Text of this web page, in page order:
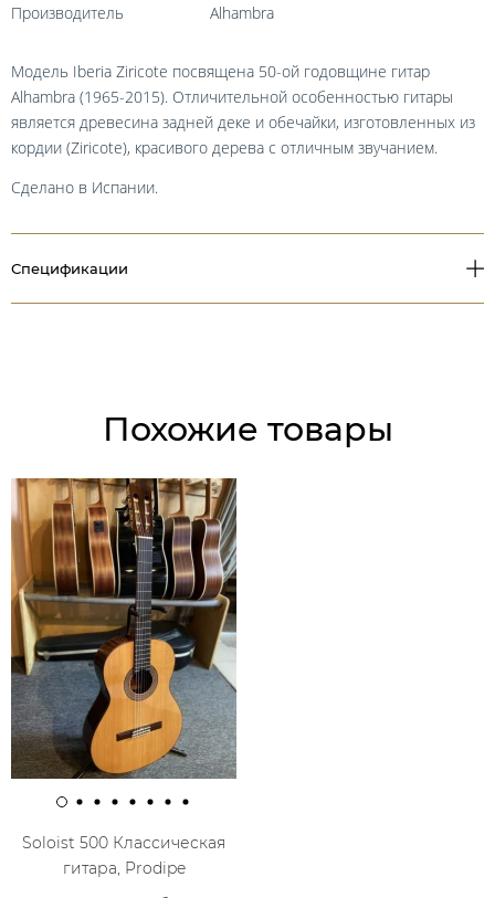
Производитель
Alhambra
Модель Iberia Ziricote посвящена 50-ой годовщине гитар
Alhambra (1965-2015). Отличительной особенностью гитары
является древесина задней деке и обечайки, изготовленных из
кордии (Ziricote), красивого дерева с отличным звучанием.
Сделано в Испании.
Спецификации
Похожие товары
Soloist 500 Классическая
гитара, Prodipe